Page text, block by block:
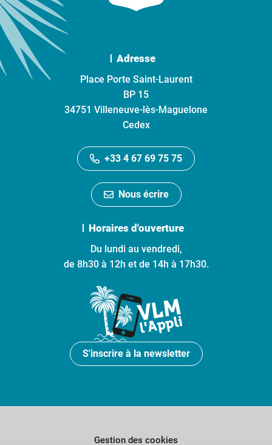
Adresse
Place Porte Saint-Laurent
BP 15
34751 Villeneuve-lès-Maguelone
Cedex
+33 4 67 69 75 75
Nous écrire
Horaires d'ouverture
Du lundi au vendredi,
de 8h30 à 12h et de 14h à 17h30.
S'inscrire à la newsletter
Gestion des cookies